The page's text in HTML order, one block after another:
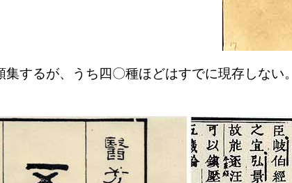
するが、うち四〇種ほどはすでに現存しな